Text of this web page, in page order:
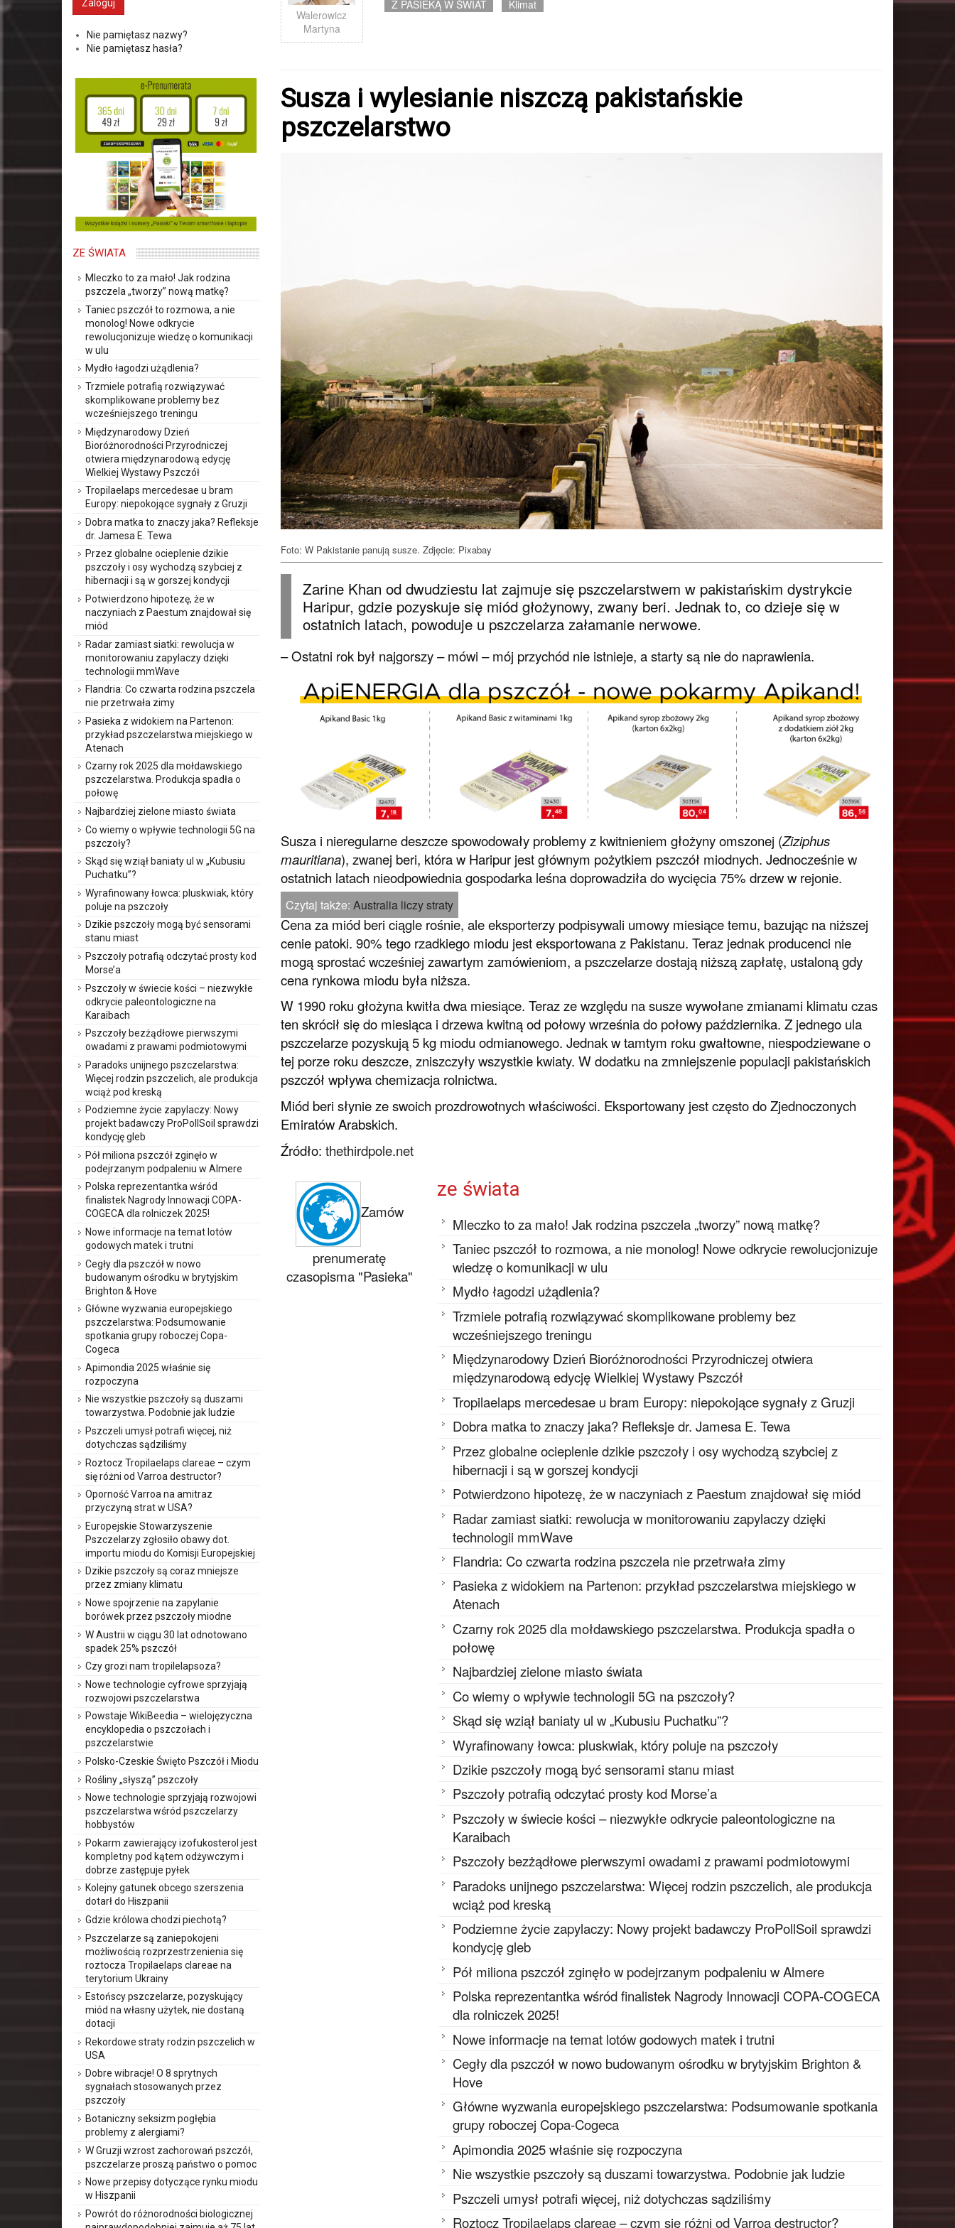
Walerowicz
Martyna
Z PASIEKĄ W ŚWIAT Klimat
Susza i wylesianie niszczą pakistańskie
pszczelarstwo
Foto: W Pakistanie panują susze. Zdjęcie: Pixabay
Zarine Khan od dwudziestu lat zajmuje się pszczelarstwem w pakistańskim dystrykcie
Haripur, gdzie pozyskuje się miód głożynowy, zwany beri. Jednak to, co dzieje się w
ostatnich latach, powoduje u pszczelarza załamanie nerwowe.
– Ostatni rok był najgorszy – mówi – mój przychód nie istnieje, a starty są nie do naprawienia.
Susza i nieregularne deszcze spowodowały problemy z kwitnieniem głożyny omszonej (Ziziphus
mauritiana), zwanej beri, która w Haripur jest głównym pożytkiem pszczół miodnych. Jednocześnie w
ostatnich latach nieodpowiednia gospodarka leśna doprowadziła do wycięcia 75% drzew w rejonie.
Czytaj także: Australia liczy straty
Cena za miód beri ciągle rośnie, ale eksporterzy podpisywali umowy miesiące temu, bazując na niższej
cenie patoki. 90% tego rzadkiego miodu jest eksportowana z Pakistanu. Teraz jednak producenci nie
mogą sprostać wcześniej zawartym zamówieniom, a pszczelarze dostają niższą zapłatę, ustaloną gdy
cena rynkowa miodu była niższa.
W 1990 roku głożyna kwitła dwa miesiące. Teraz ze względu na susze wywołane zmianami klimatu czas
ten skrócił się do miesiąca i drzewa kwitną od połowy września do połowy października. Z jednego ula
pszczelarze pozyskują 5 kg miodu odmianowego. Jednak w tamtym roku gwałtowne, niespodziewane o
tej porze roku deszcze, zniszczyły wszystkie kwiaty. W dodatku na zmniejszenie populacji pakistańskich
pszczół wpływa chemizacja rolnictwa.
Miód beri słynie ze swoich prozdrowotnych właściwości. Eksportowany jest często do Zjednoczonych
Emiratów Arabskich.
Źródło: thethirdpole.net
Zamów
prenumeratę
czasopisma "Pasieka"
ze świata
Mleczko to za mało! Jak rodzina pszczela „tworzy” nową matkę?
Taniec pszczół to rozmowa, a nie monolog! Nowe odkrycie rewolucjonizuje
wiedzę o komunikacji w ulu
Mydło łagodzi użądlenia?
Trzmiele potrafią rozwiązywać skomplikowane problemy bez
wcześniejszego treningu
Międzynarodowy Dzień Bioróżnorodności Przyrodniczej otwiera
międzynarodową edycję Wielkiej Wystawy Pszczół
Tropilaelaps mercedesae u bram Europy: niepokojące sygnały z Gruzji
Dobra matka to znaczy jaka? Refleksje dr. Jamesa E. Tewa
Przez globalne ocieplenie dzikie pszczoły i osy wychodzą szybciej z
hibernacji i są w gorszej kondycji
Potwierdzono hipotezę, że w naczyniach z Paestum znajdował się miód
Radar zamiast siatki: rewolucja w monitorowaniu zapylaczy dzięki
technologii mmWave
Flandria: Co czwarta rodzina pszczela nie przetrwała zimy
Pasieka z widokiem na Partenon: przykład pszczelarstwa miejskiego w
Atenach
Czarny rok 2025 dla mołdawskiego pszczelarstwa. Produkcja spadła o
połowę
Najbardziej zielone miasto świata
Co wiemy o wpływie technologii 5G na pszczoły?
Skąd się wziął baniaty ul w „Kubusiu Puchatku”?
Wyrafinowany łowca: pluskwiak, który poluje na pszczoły
Dzikie pszczoły mogą być sensorami stanu miast
Pszczoły potrafią odczytać prosty kod Morse’a
Pszczoły w świecie kości – niezwykłe odkrycie paleontologiczne na
Karaibach
Pszczoły bezżądłowe pierwszymi owadami z prawami podmiotowymi
Paradoks unijnego pszczelarstwa: Więcej rodzin pszczelich, ale produkcja
wciąż pod kreską
Podziemne życie zapylaczy: Nowy projekt badawczy ProPollSoil sprawdzi
kondycję gleb
Pół miliona pszczół zginęło w podejrzanym podpaleniu w Almere
Polska reprezentantka wśród finalistek Nagrody Innowacji COPA-COGECA
dla rolniczek 2025!
Nowe informacje na temat lotów godowych matek i trutni
Cegły dla pszczół w nowo budowanym ośrodku w brytyjskim Brighton &
Hove
Główne wyzwania europejskiego pszczelarstwa: Podsumowanie spotkania
grupy roboczej Copa-Cogeca
Apimondia 2025 właśnie się rozpoczyna
Nie wszystkie pszczoły są duszami towarzystwa. Podobnie jak ludzie
Pszczeli umysł potrafi więcej, niż dotychczas sądziliśmy
Roztocz Tropilaelaps clareae – czym się różni od Varroa destructor?
Nie pamiętasz nazwy?
Nie pamiętasz hasła?
ZE ŚWIATA
Mleczko to za mało! Jak rodzina
pszczela „tworzy” nową matkę?
Taniec pszczół to rozmowa, a nie
monolog! Nowe odkrycie
rewolucjonizuje wiedzę o komunikacji
w ulu
Mydło łagodzi użądlenia?
Trzmiele potrafią rozwiązywać
skomplikowane problemy bez
wcześniejszego treningu
Międzynarodowy Dzień
Bioróżnorodności Przyrodniczej
otwiera międzynarodową edycję
Wielkiej Wystawy Pszczół
Tropilaelaps mercedesae u bram
Europy: niepokojące sygnały z Gruzji
Dobra matka to znaczy jaka? Refleksje
dr. Jamesa E. Tewa
Przez globalne ocieplenie dzikie
pszczoły i osy wychodzą szybciej z
hibernacji i są w gorszej kondycji
Potwierdzono hipotezę, że w
naczyniach z Paestum znajdował się
miód
Radar zamiast siatki: rewolucja w
monitorowaniu zapylaczy dzięki
technologii mmWave
Flandria: Co czwarta rodzina pszczela
nie przetrwała zimy
Pasieka z widokiem na Partenon:
przykład pszczelarstwa miejskiego w
Atenach
Czarny rok 2025 dla mołdawskiego
pszczelarstwa. Produkcja spadła o
połowę
Najbardziej zielone miasto świata
Co wiemy o wpływie technologii 5G na
pszczoły?
Skąd się wziął baniaty ul w „Kubusiu
Puchatku”?
Wyrafinowany łowca: pluskwiak, który
poluje na pszczoły
Dzikie pszczoły mogą być sensorami
stanu miast
Pszczoły potrafią odczytać prosty kod
Morse’a
Pszczoły w świecie kości – niezwykłe
odkrycie paleontologiczne na
Karaibach
Pszczoły bezżądłowe pierwszymi
owadami z prawami podmiotowymi
Paradoks unijnego pszczelarstwa:
Więcej rodzin pszczelich, ale produkcja
wciąż pod kreską
Podziemne życie zapylaczy: Nowy
projekt badawczy ProPollSoil sprawdzi
kondycję gleb
Pół miliona pszczół zginęło w
podejrzanym podpaleniu w Almere
Polska reprezentantka wśród
finalistek Nagrody Innowacji COPA-
COGECA dla rolniczek 2025!
Nowe informacje na temat lotów
godowych matek i trutni
Cegły dla pszczół w nowo
budowanym ośrodku w brytyjskim
Brighton & Hove
Główne wyzwania europejskiego
pszczelarstwa: Podsumowanie
spotkania grupy roboczej Copa-
Cogeca
Apimondia 2025 właśnie się
rozpoczyna
Nie wszystkie pszczoły są duszami
towarzystwa. Podobnie jak ludzie
Pszczeli umysł potrafi więcej, niż
dotychczas sądziliśmy
Roztocz Tropilaelaps clareae – czym
się różni od Varroa destructor?
Oporność Varroa na amitraz
przyczyną strat w USA?
Europejskie Stowarzyszenie
Pszczelarzy zgłosiło obawy dot.
importu miodu do Komisji Europejskiej
Dzikie pszczoły są coraz mniejsze
przez zmiany klimatu
Nowe spojrzenie na zapylanie
borówek przez pszczoły miodne
W Austrii w ciągu 30 lat odnotowano
spadek 25% pszczół
Czy grozi nam tropilelapsoza?
Nowe technologie cyfrowe sprzyjają
rozwojowi pszczelarstwa
Powstaje WikiBeedia – wielojęzyczna
encyklopedia o pszczołach i
pszczelarstwie
Polsko-Czeskie Święto Pszczół i Miodu
Rośliny „słyszą” pszczoły
Nowe technologie sprzyjają rozwojowi
pszczelarstwa wśród pszczelarzy
hobbystów
Pokarm zawierający izofukosterol jest
kompletny pod kątem odżywczym i
dobrze zastępuje pyłek
Kolejny gatunek obcego szerszenia
dotarł do Hiszpanii
Gdzie królowa chodzi piechotą?
Pszczelarze są zaniepokojeni
możliwością rozprzestrzenienia się
roztocza Tropilaelaps clareae na
terytorium Ukrainy
Estońscy pszczelarze, pozyskujący
miód na własny użytek, nie dostaną
dotacji
Rekordowe straty rodzin pszczelich w
USA
Dobre wibracje! O 8 sprytnych
sygnałach stosowanych przez
pszczoły
Botaniczny seksizm pogłębia
problemy z alergiami?
W Gruzji wzrost zachorowań pszczół,
pszczelarze proszą państwo o pomoc
Nowe przepisy dotyczące rynku miodu
w Hiszpanii
Powrót do różnorodności biologicznej